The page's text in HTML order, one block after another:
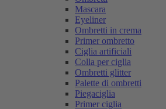
Mascara
Eyeliner
Ombretti in crema
Primer ombretto
Ciglia artificiali
Colla per ciglia
Ombretti glitter
Palette di ombretti
Piegaciglia
Primer ciglia